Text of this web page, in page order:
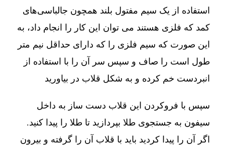
استفاده از یک سیم مفتول بلند همچون جالباسی‌های
کمد که فلزی هستند می توان این کار را انجام داد، به
این صورت که سیم فلزی را که دارای حداقل نیم متر
طول است را صاف و سپس سر آن را با استفاده از
انبردست خم کرده و به شکل قلاب در بیاورید
سپس با فروکردن این قلاب دست ساز به داخل
سیفون به جستجوی طلا بپردازید تا طلا را پیدا کنید.
اگر آن را پیدا کردید باید با قلاب آن را گرفته و بیرون